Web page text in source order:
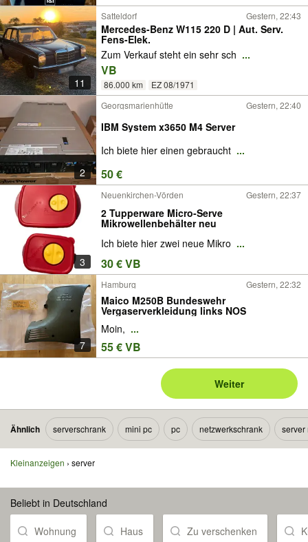
11
Satteldorf Gestern, 22:43
Mercedes-Benz W115 220 D | Aut. Serv.
Fens-Elek.
Zum Verkauf steht ein sehr sch ...
VB
86.000 km EZ 08/1971
2
Georgsmarienhütte Gestern, 22:40
IBM System x3650 M4 Server
Ich biete hier einen gebraucht ...
50 €
3
Neuenkirchen-Vörden Gestern, 22:37
2 Tupperware Micro-Serve
Mikrowellenbehälter neu
Ich biete hier zwei neue Mikro ...
30 € VB
7
Hamburg Gestern, 22:32
Maico M250B Bundeswehr
Vergaserverkleidung links NOS
Moin, ...
55 € VB
Weiter
Ähnlich serverschrank mini pc pc netzwerkschrank server
Kleinanzeigen server
Beliebt in Deutschland
Wohnung Haus Zu verschenken